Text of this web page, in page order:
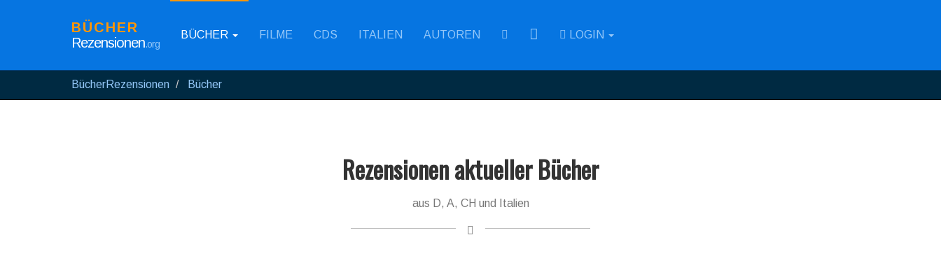
BÜCHER
Rezensionen.org
BÜCHER FILME CDS ITALIEN AUTOREN RSS LOGIN
BücherRezensionen Bücher
Rezensionen aktueller Bücher
aus D, A, CH und Italien